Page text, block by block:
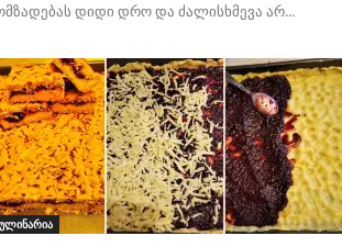
დიდი დრო და ძალისხმევა არ...